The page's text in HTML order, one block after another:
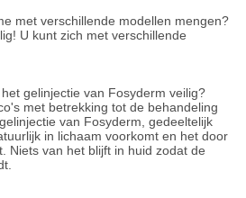
met verschillende modellen mengen?
U kunt zich met verschillende
gelinjectie van Fosyderm veilig?
met betrekking tot de behandeling
van Fosyderm, gedeeltelijk
in lichaam voorkomt en het door
Niets van het blijft in huid zodat de